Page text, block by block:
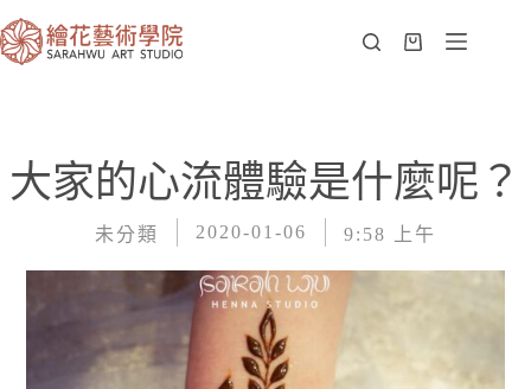
大家的心流體驗是什麼呢？
未分類 2020-01-06 9:58 上午